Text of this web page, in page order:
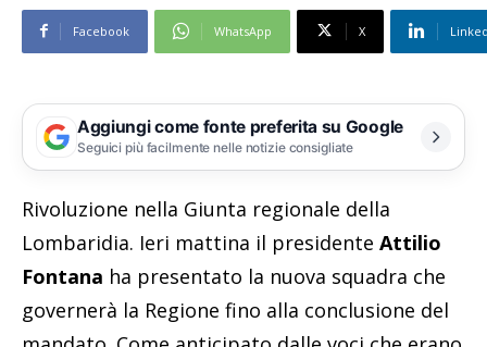
Facebook WhatsApp X
Aggiungi come fonte preferita su Google
Seguici più facilmente nelle notizie consigliate
Rivoluzione nella Giunta regionale della
Lombaridia. Ieri mattina il presidente Attilio
Fontana ha presentato la nuova squadra che
governerà la Regione fino alla conclusione del